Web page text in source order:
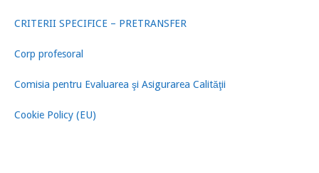
CRITERII SPECIFICE – PRETRANSFER
Corp profesoral
Comisia pentru Evaluarea şi Asigurarea Calităţii
Cookie Policy (EU)